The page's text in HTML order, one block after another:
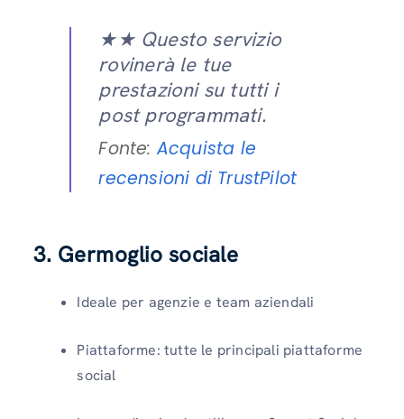
★★ Questo servizio
rovinerà le tue
prestazioni su tutti i
post programmati.
Fonte:Acquista le
recensioni di TrustPilot
3. Germoglio sociale
Ideale per agenzie e team aziendali
Piattaforme: tutte le principali piattaforme
social